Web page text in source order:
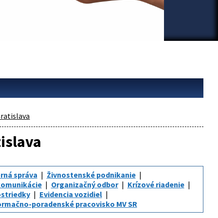
správa
Živnostenské podnikanie
Organizačný odbor
Krízové riadenie
Evidencia vozidiel
poradenské pracovisko MV SR